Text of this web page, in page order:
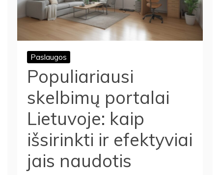
Paslaugos
Populiariausi
skelbimų portalai
Lietuvoje: kaip
išsirinkti ir efektyviai
jais naudotis